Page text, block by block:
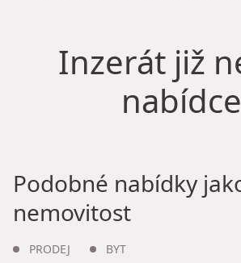
Inzerát již
nabídce
Podobné nabídky
nemovitost
PRODEJ BYT